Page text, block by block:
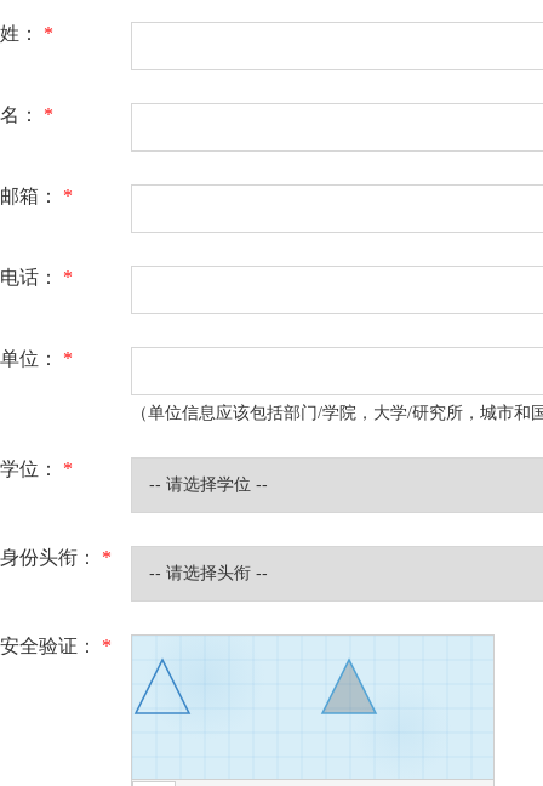
姓： *
名： *
邮箱： *
电话： *
单位： *
（单位信息应该包括部门/学院，大学/研究所，城市和
学位： *
身份头衔： *
安全验证： *